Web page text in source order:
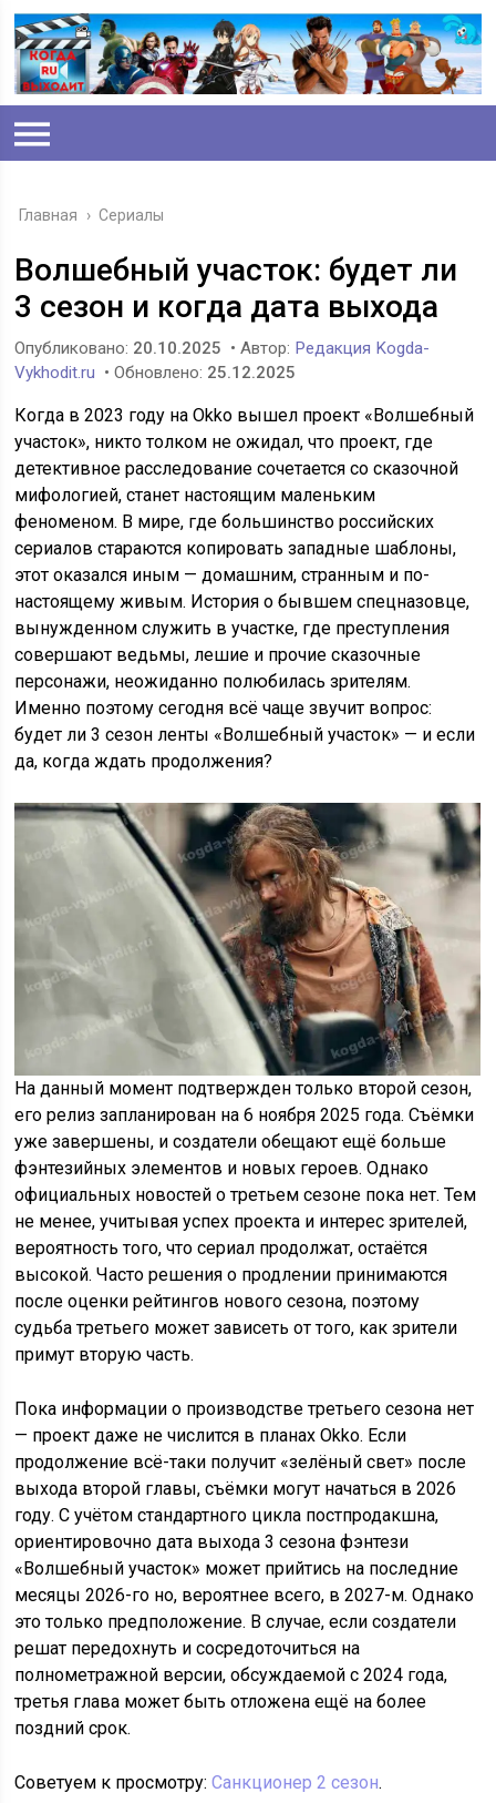
Главная › Сериалы
Волшебный участок: будет ли
3 сезон и когда дата выхода
Опубликовано: 20.10.2025 • Автор: Редакция Kogda-
Vykhodit.ru • Обновлено: 25.12.2025
Когда в 2023 году на Okko вышел проект «Волшебный
участок», никто толком не ожидал, что проект, где
детективное расследование сочетается со сказочной
мифологией, станет настоящим маленьким
феноменом. В мире, где большинство российских
сериалов стараются копировать западные шаблоны,
этот оказался иным — домашним, странным и по-
настоящему живым. История о бывшем спецназовце,
вынужденном служить в участке, где преступления
совершают ведьмы, лешие и прочие сказочные
персонажи, неожиданно полюбилась зрителям.
Именно поэтому сегодня всё чаще звучит вопрос:
будет ли 3 сезон ленты «Волшебный участок» — и если
да, когда ждать продолжения?
На данный момент подтвержден только второй сезон,
его релиз запланирован на 6 ноября 2025 года. Съёмки
уже завершены, и создатели обещают ещё больше
фэнтезийных элементов и новых героев. Однако
официальных новостей о третьем сезоне пока нет. Тем
не менее, учитывая успех проекта и интерес зрителей,
вероятность того, что сериал продолжат, остаётся
высокой. Часто решения о продлении принимаются
после оценки рейтингов нового сезона, поэтому
судьба третьего может зависеть от того, как зрители
примут вторую часть.
Пока информации о производстве третьего сезона нет
— проект даже не числится в планах Okko. Если
продолжение всё-таки получит «зелёный свет» после
выхода второй главы, съёмки могут начаться в 2026
году. С учётом стандартного цикла постпродакшна,
ориентировочно дата выхода 3 сезона фэнтези
«Волшебный участок» может прийтись на последние
месяцы 2026-го но, вероятнее всего, в 2027-м. Однако
это только предположение. В случае, если создатели
решат передохнуть и сосредоточиться на
полнометражной версии, обсуждаемой с 2024 года,
третья глава может быть отложена ещё на более
поздний срок.
Советуем к просмотру:Санкционер 2 сезон.